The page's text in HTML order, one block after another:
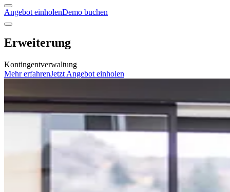
Angebot einholenDemo buchen
Erweiterung
Kontingentverwaltung
Mehr erfahrenJetzt Angebot einholen